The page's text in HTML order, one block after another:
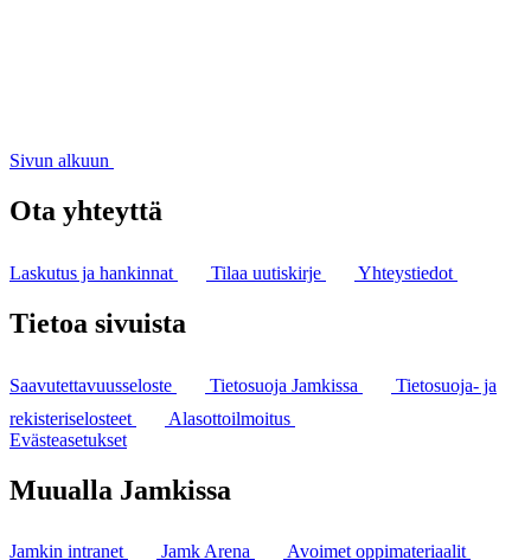
Sivun alkuun
Ota yhteyttä
Laskutus ja hankinnat Tilaa uutiskirje Yhteystiedot
Tietoa sivuista
Saavutettavuusseloste Tietosuoja Jamkissa
Tietosuoja- ja
rekisteriselosteet
Alasottoilmoitus
Evästeasetukset
Muualla Jamkissa
Jamkin intranet Jamk Arena
Avoimet oppimateriaalit